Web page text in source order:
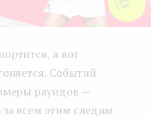
а вот
Событий
раундов —
всем этим следим